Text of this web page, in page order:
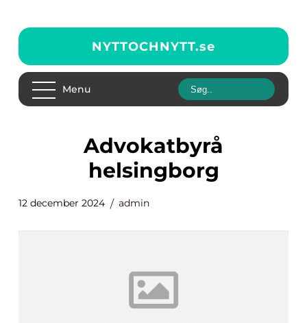
NYTTOCHNYTT.se
Menu
advokatbyrå
helsingborg
12 december 2024 admin